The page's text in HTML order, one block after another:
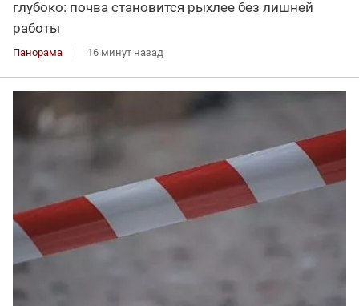
глубоко: почва становится рыхлее без лишней
работы
Панорама 16 минут назад